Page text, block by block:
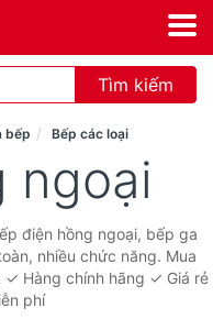
Tìm kiếm
bếp Bếp các loại
ngoại
điện hồng ngoại, bếp ga
nhiều chức năng. Mua
✓ Hàng chính hãng ✓ Giá rẻ
phí